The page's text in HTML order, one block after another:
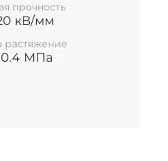
прочность
кВ/мм
растяжение
МПа